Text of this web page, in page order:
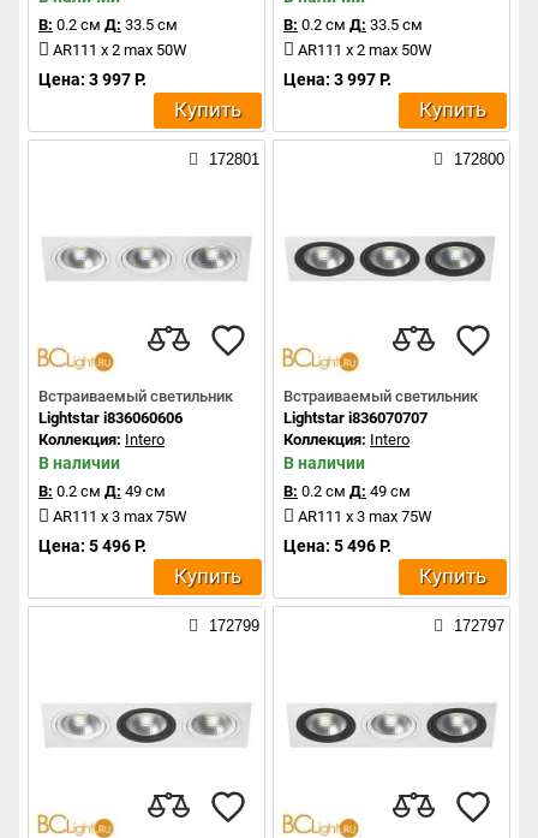
В: 0.2 см Д: 33.5 см
AR111 x 2 max 50W
Цена: 3 997 Р.
Купить
В: 0.2 см Д: 33.5 см
AR111 x 2 max 50W
Цена: 3 997 Р.
Купить
172801
Встраиваемый светильник
Lightstar i836060606
Коллекция: Intero
В наличии
В: 0.2 см Д: 49 см
AR111 x 3 max 75W
Цена: 5 496 Р.
Купить
172800
Встраиваемый светильник
Lightstar i836070707
Коллекция: Intero
В наличии
В: 0.2 см Д: 49 см
AR111 x 3 max 75W
Цена: 5 496 Р.
Купить
172799 172797